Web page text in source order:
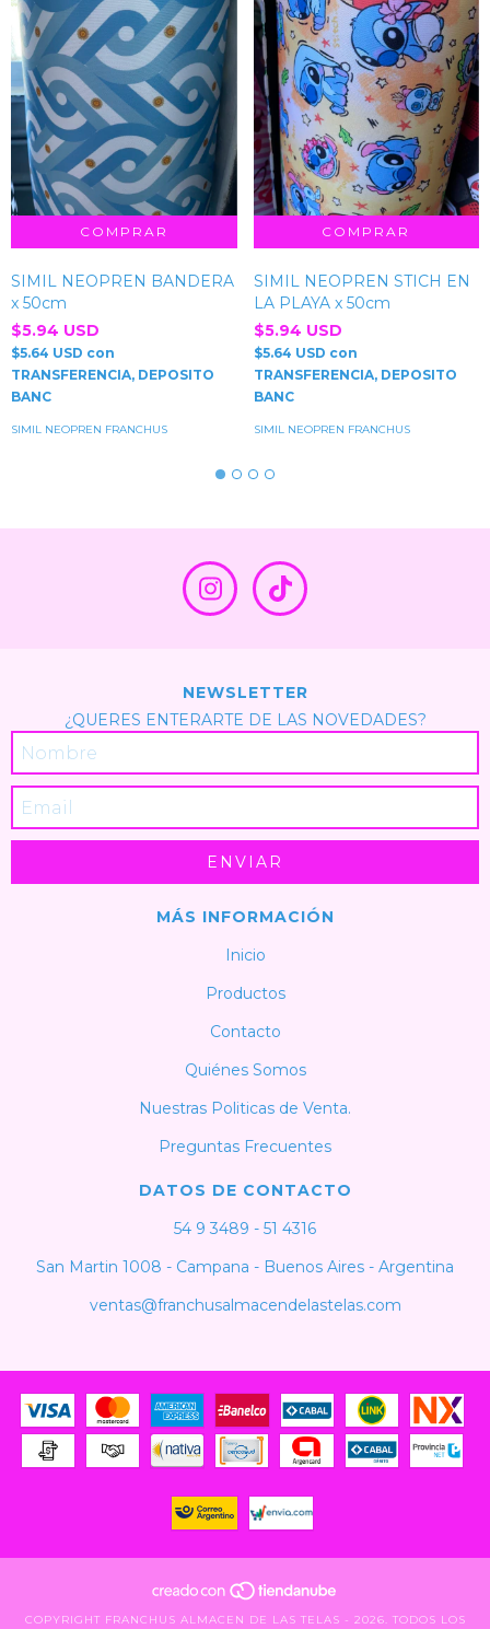
SIMIL NEOPREN BANDERA
x 50cm
$5.94 USD
$5.64 USD con
TRANSFERENCIA, DEPOSITO
BANC
SIMIL NEOPREN FRANCHUS
SIMIL NEOPREN STICH EN
LA PLAYA x 50cm
$5.94 USD
$5.64 USD con
TRANSFERENCIA, DEPOSITO
BANC
SIMIL NEOPREN FRANCHUS
NEWSLETTER
¿QUERES ENTERARTE DE LAS NOVEDADES?
MÁS INFORMACIÓN
Inicio
Productos
Contacto
Quiénes Somos
Nuestras Politicas de Venta.
Preguntas Frecuentes
DATOS DE CONTACTO
54 9 3489 - 51 4316
San Martin 1008 - Campana - Buenos Aires - Argentina
ventas@franchusalmacendelastelas.com
COPYRIGHT FRANCHUS ALMACEN DE LAS TELAS - 2026. TODOS LOS